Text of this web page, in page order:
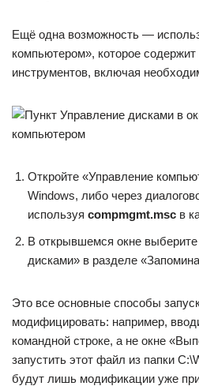
Ещё одна возможность —
компьютером», которое
инструментов, включая
Откройте «Управление
Windows, либо через
используя compmgmt.msc в
В открывшемся окне выберите
дисками» в разделе
Это все основные способы
модифицировать: например,
командной строке, а не окне
запустить этот файл из папки
будут лишь модификации уже